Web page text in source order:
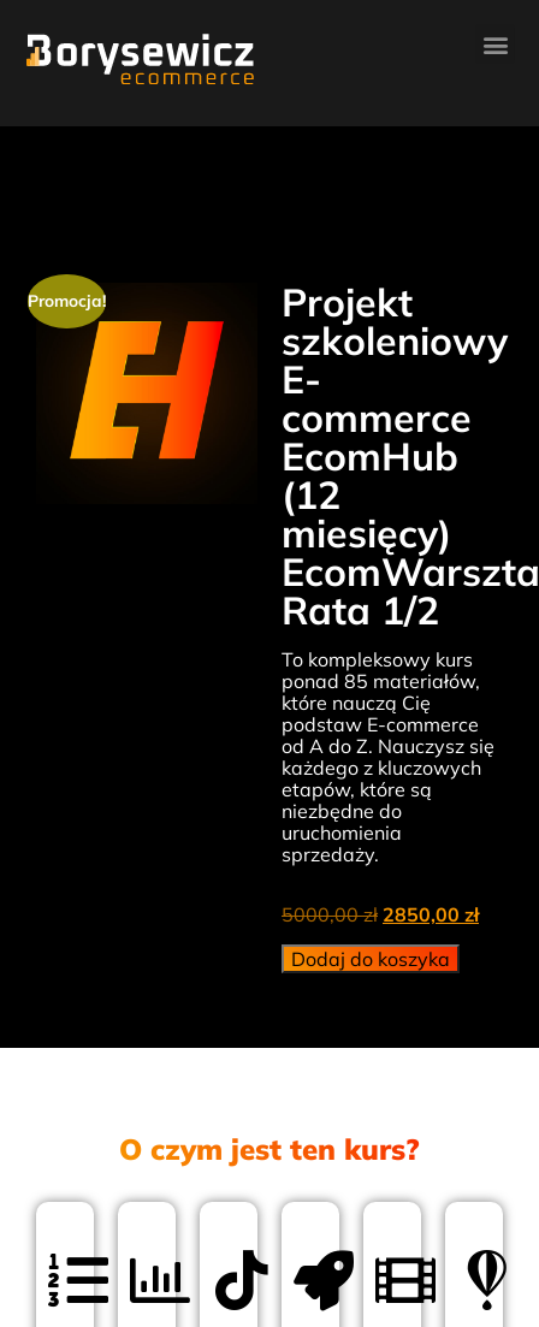
Promocja!
Projekt
szkoleniowy
E-
commerce
EcomHub
(12
miesięcy)
Rata 1/2
To kompleksowy kurs
ponad 85 materiałów,
które nauczą Cię
podstaw E-commerce
od A do Z. Nauczysz się
każdego z kluczowych
etapów, które są
niezbędne do
uruchomienia
sprzedaży.
5000,00zł 2850,00 zł
Dodaj do koszyka
O czym jest ten kurs?